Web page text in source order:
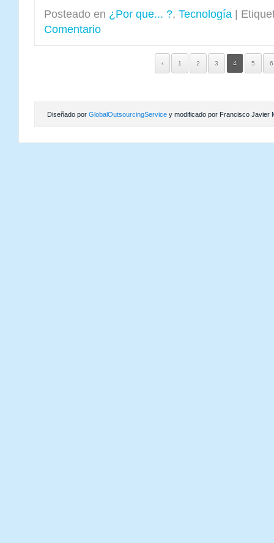
Posteado en ¿Por que... ?, Tecnología
Comentario
‹ 1 2 3 4 5 6
Diseñado por GlobalOutsourcingService y modificado por Francisco Javier